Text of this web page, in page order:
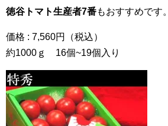
徳谷トマト生産者7番もおすすめです。
価格 : 7,560円（税込）
約1000ｇ 16個~19個入り